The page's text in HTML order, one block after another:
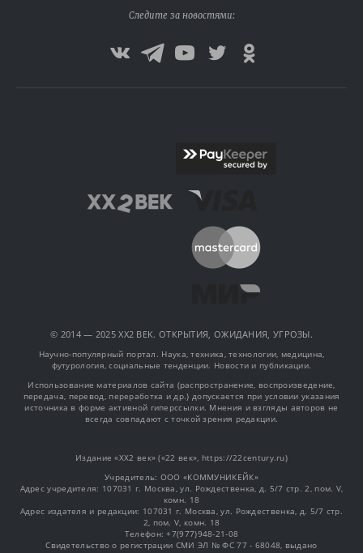
Следите за новостями:
© 2014 — 2025 XX2 ВЕК. ОТКРЫТИЯ, ОЖИДАНИЯ, УГРОЗЫ.
Научно-популярный портал. Наука, техника, технологии, медицина,
футурология, социальные тенденции. Новости и публикации.
Использование материалов сайта (распространение, воспроизведение,
передача, перевод, переработка и др.) допускается при условии указания
источника в форме активной гиперссылки. Мнения и взгляды авторов не
всегда совпадают с точкой зрения редакции.
Издание «XX2 век» («22 век», https://22century.ru)
Учредитель: OOO «КОММУНИКЕЙК»
Адрес учредителя: 107031 г. Москва, ул. Рождественка, д. 5/7 стр. 2, пом. V,
комн. 18
Адрес издателя и редакции: 107031 г. Москва, ул. Рождественка, д. 5/7 стр.
2, пом. V, комн. 18
Телефон: +7(977)948-21-08
Свидетельство о регистрации СМИ ЭЛ № ФС 77 - 68048, выдано